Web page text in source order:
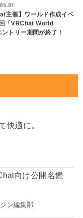
主催】ワールド作成イベ
「VRChat World
トリー期間が終了！
快適に。
向け公開名鑑
ン編集部